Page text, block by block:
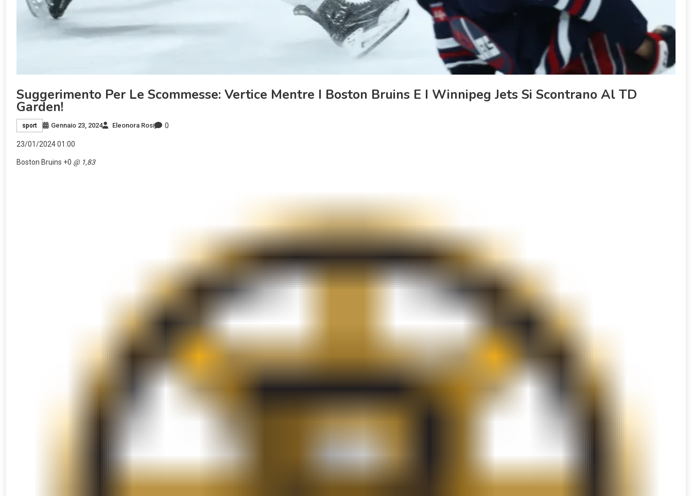
Suggerimento Per Le Scommesse: Vertice Mentre I Boston Bruins E I Winnipeg Jets Si Scontrano Al TD
Garden!
sport Gennaio 23, 2024 Eleonora Rosi 0
23/01/2024 01:00
Boston Bruins +0 @ 1,83